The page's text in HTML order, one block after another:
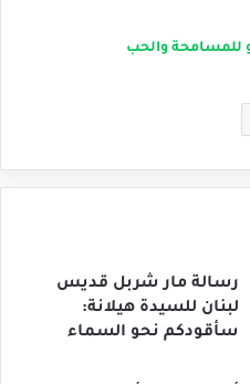
للمسامحة والحب
رسالة مار شربل قديس
لبنان للسيدة هيلانة:
سأقودكم نحو السماء